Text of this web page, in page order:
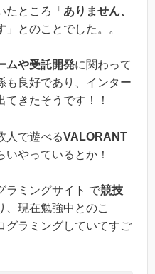
たところ「 ありません、
」とのことでした。。
ムや受託開発に関わって
も良好であり、インター
きたそうです！！
人で遊べるVALORANT
やっているとか！
ラミングサイト で競技
、現在勉強中とのこ
グラミングしていてすご